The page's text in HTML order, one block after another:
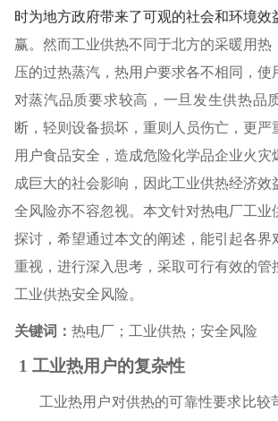
时为地方政府带来了可观的社会和环境效
赢。然而工业供热不同于北方的采暖用热
压的过热蒸汽，热用户要求各不相同，使
对蒸汽品质要求较高，一旦发生供热品
断，轻则设备损坏，重则人员伤亡，更严
用户食品安全，造成危险化学品企业火灾
成巨大的社会影响，因此工业供热经济效
全风险亦不容忽视。本文针对热电厂工业
探讨，希望通过本文的阐述，能引起各界
重视，进行深入思考，采取可行有效的管
工业供热安全风险。
关键词： 热电厂；工业供热；安全风险
1 工业热用户的复杂性
工业热用户对供热的可靠性要求比较